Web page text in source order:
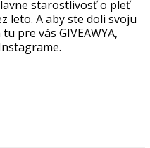
starostlivosť o pleť
leto. A aby ste doli svoju
pre vás GIVEAWYA,